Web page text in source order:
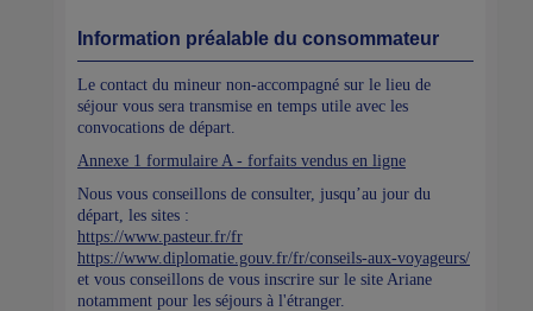
Information préalable du consommateur
Le contact du mineur non-accompagné sur le lieu de
séjour vous sera transmise en temps utile avec les
convocations de départ.
Annexe 1 formulaire A - forfaits vendus en ligne
Nous vous conseillons de consulter, jusqu’au jour du
départ, les sites :
https://www.pasteur.fr/fr
https://www.diplomatie.gouv.fr/fr/conseils-aux-voyageurs/
et vous conseillons de vous inscrire sur le site Ariane
notamment pour les séjours à l'étranger.